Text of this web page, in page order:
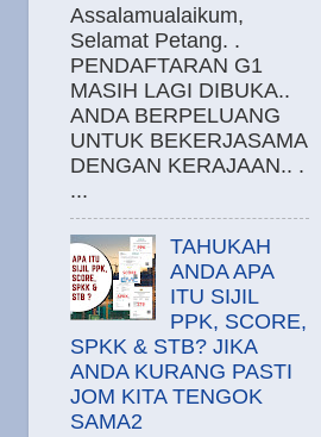
Assalamualaikum,
Selamat Petang. .
PENDAFTARAN G1
MASIH LAGI DIBUKA..
ANDA BERPELUANG
UNTUK BEKERJASAMA
DENGAN KERAJAAN.. .
...
TAHUKAH
ANDA APA
ITU SIJIL
PPK, SCORE,
SPKK & STB? JIKA
ANDA KURANG PASTI
JOM KITA TENGOK
SAMA2